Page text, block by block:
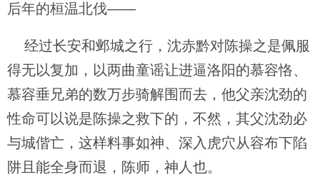
后年的桓温北伐——
经过长安和邺城之行，沈赤黔对陈操之是佩服
得无以复加，以两曲童谣让进逼洛阳的慕容恪、
慕容垂兄弟的数万步骑解围而去，他父亲沈劲的
性命可以说是陈操之救下的，不然，其父沈劲必
与城偕亡，这样料事如神、深入虎穴从容布下陷
阱且能全身而退，陈师，神人也。